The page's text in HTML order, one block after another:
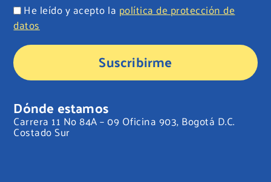
He leído y acepto la política de protección de
datos
Suscribirme
Dónde estamos
Carrera 11 No 84A – 09 Oficina 903, Bogotá D.C.
Costado Sur